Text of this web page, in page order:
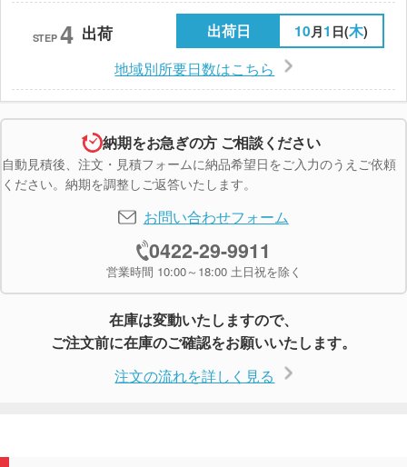
STEP 4 出荷 出荷日 10月1 日(木)
地域別所要日数はこちら
納期をお急ぎの方 ご相談ください
自動見積後、注文・見積フォームに納品希望日をご入力のうえご依頼
ください。納期を調整しご返答いたします。
お問い合わせフォーム
0422-29-9911
営業時間 10:00～18:00 土日祝を除く
在庫は変動いたしますので、
ご注文前に在庫のご確認をお願いいたします。
注文の流れを詳しく見る